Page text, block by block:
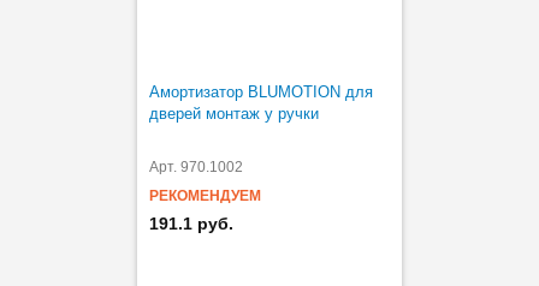
Амортизатор BLUMOTION для
дверей монтаж у ручки
Арт. 970.1002
РЕКОМЕНДУЕМ
191.1 руб.